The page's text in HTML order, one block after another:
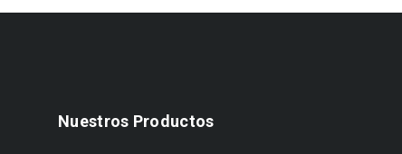
Nuestros Productos